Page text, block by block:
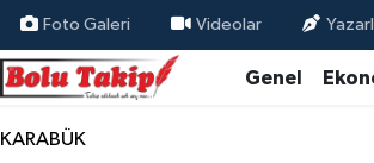
Foto Galeri Videolar
Genel
KARABÜK